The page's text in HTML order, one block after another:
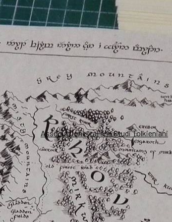
Associazione Italiana Studi Tolkieniani